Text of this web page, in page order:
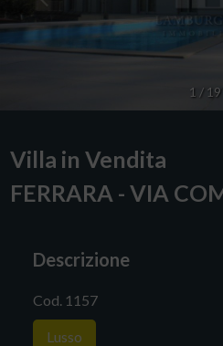
1 / 19
Villa in Vendita
FERRARA - VIA
Descrizione
Cod. 1157
Lusso